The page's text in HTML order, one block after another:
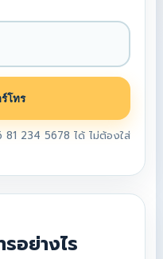
ร์โทร
234 5678 ได้ ไม่ต้องใส่
รอย่างไร